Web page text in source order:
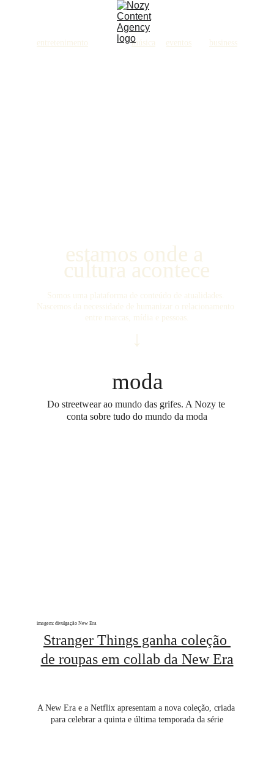
↓
entretenimento música eventos business
moda
Somos uma plataforma de conteúdo de atualidades.
Nascemos da necessidade de humanizar o relacionamento
entre marcas, mídia e pessoas.
estamos onde a
cultura acontece
Do streetwear ao mundo das grifes. A Nozy te
conta sobre tudo do mundo da moda
moda
Stranger Things ganha coleção
de roupas em collab da New Era
A New Era e a Netflix apresentam a nova coleção, criada
para celebrar a quinta e última temporada da série
imagem: divulgação New Era